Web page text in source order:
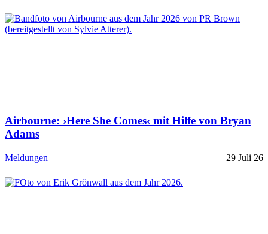
Airbourne: ›Here She Comes‹ mit Hilfe von Bryan
Adams
Meldungen 29 Juli 26